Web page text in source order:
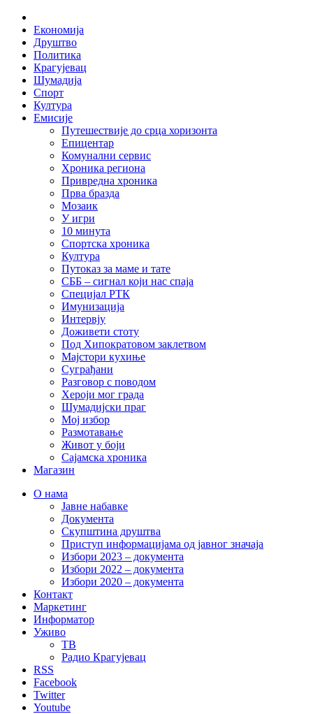
Skip
content
Економија
Друштво
Политика
Крагујевац
Шумадија
Спорт
Култура
Емисије
Путешествије до срца хоризонта
Епицентар
Комунални сервис
Хроника региона
Привредна хроника
Прва бразда
Мозаик
У игри
10 минута
Спортска хроника
Култура
Путоказ за маме и тате
СББ – сигнал који нас спаја
Специјал РТК
Имунизација
Интервју
Доживети стоту
Под Хипократовом заклетвом
Мајстори кухиње
Суграђани
Разговор с поводом
Хероји мог града
Шумадијски праг
Мој избор
Размотавање
Живот у боји
Сајамска хроника
Магазин
О нама
Јавне набавке
Документа
Скупштина друштва
Приступ информацијама од јавног значаја
Избори 2023 – документа
Избори 2022 – документа
Избори 2020 – документа
Контакт
Маркетинг
Информатор
Уживо
ТВ
Радио Крагујевац
RSS
Facebook
Twitter
Youtube